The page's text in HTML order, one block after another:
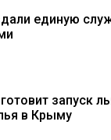
единую
запуск
в Крыму